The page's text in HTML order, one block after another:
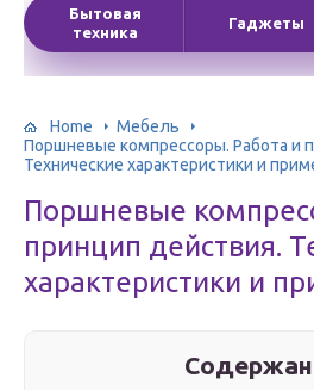
Бытовая
техника
Гаджеты
Home
Мебель
Поршневые компрессоры. Работа и
Технические характеристики и
Поршневые
принцип действия.
характеристики и